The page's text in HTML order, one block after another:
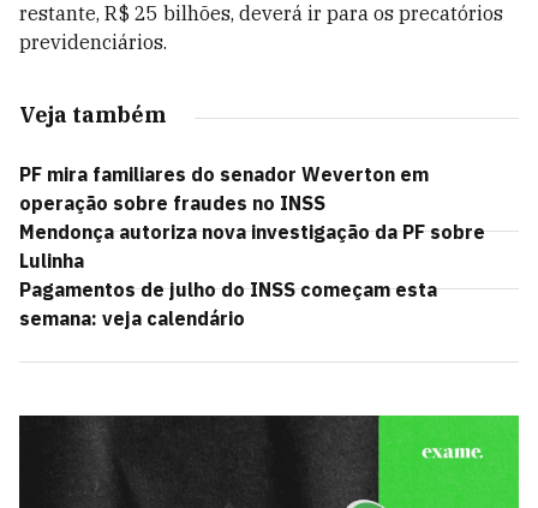
restante, R$ 25 bilhões, deverá ir para os precatórios
previdenciários.
Veja também
PF mira familiares do senador Weverton em
operação sobre fraudes no INSS
Mendonça autoriza nova investigação da PF sobre
Lulinha
Pagamentos de julho do INSS começam esta
semana: veja calendário